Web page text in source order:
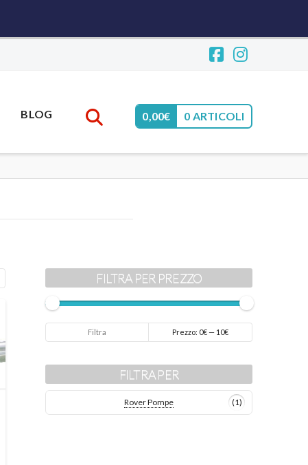
BLOG 0,00€ 0 ARTICOLI
FILTRA PER PREZZO
Min
Max
Filtra Prezzo: 0€— 10€
FILTRA PER
Rover Pompe (1)